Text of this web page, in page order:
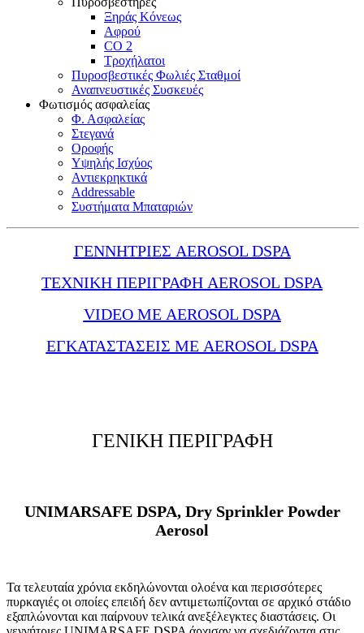
Ξηράς Κόνεως
Αφρού
CO 2
Τροχήλατοι
Πυροσβεστικές Φωλιές Σταθμοί
Αναπνευστικές Συσκευές
Φωτισμός ασφαλείας
Φ. Ασφαλείας
Στεγανά
Οροφής
Υψηλής Ισχύος
Αντιεκρηκτικά
Addressable
Συστήματα Μπαταριών
ΓΕΝΝΗΤΡΙΕΣ AEROSOL DSPA
ΤΕΧΝΙΚΗ ΠΕΡΙΓΡΑΦΗ AEROSOL DSPA
VIDEO ΜΕ AEROSOL DSPA
ΕΓΚΑΤΑΣΤΑΣΕΙΣ ΜΕ AEROSOL DSPA
ΓΕΝΙΚΗ ΠΕΡΙΓΡΑΦΗ
UNIMARSAFE DSPA, Dry Sprinkler Powder
Aerosol
Τα τελευταία χρόνια εκδηλώνονται ολοένα και περισσότερες
πυρκαγιές οι οποίες επειδή δεν αντιμετωπίζονται σε αρχικό στάδιο
εξαπλώνονται και παίρνουν τελικά ανεξέλεγκτες διαστάσεις. Οι